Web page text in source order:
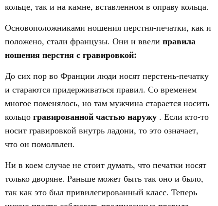
кольце, так и на камне, вставленном в оправу кольца.
Основоположниками ношения перстня-печатки, как и
положено, стали французы. Они и ввели правила
ношения перстня с гравировкой:
До сих пор во Франции люди носят перстень-печатку
и стараются придерживаться правил. Со временем
многое поменялось, но там мужчина старается носить
кольцо гравированной частью наружу . Если кто-то
носит гравировкой внутрь ладони, то это означает,
что он помолвлен.
Ни в коем случае не стоит думать, что печатки носят
только дворяне. Раньше может быть так оно и было,
так как это был привилегированный класс. Теперь